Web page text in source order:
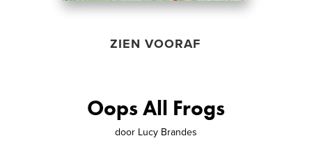
ZIEN VOORAF
Oops All Frogs
door Lucy Brandes